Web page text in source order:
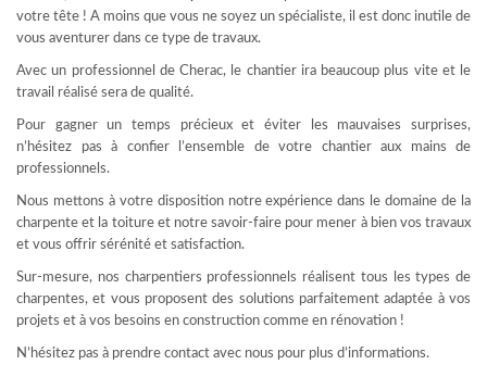
votre tête ! A moins que vous ne soyez un spécialiste, il est donc inutile de
vous aventurer dans ce type de travaux.
Avec un professionnel de Cherac, le chantier ira beaucoup plus vite et le
travail réalisé sera de qualité.
Pour gagner un temps précieux et éviter les mauvaises surprises,
n’hésitez pas à confier l’ensemble de votre chantier aux mains de
professionnels.
Nous mettons à votre disposition notre expérience dans le domaine de la
charpente et la toiture et notre savoir-faire pour mener à bien vos travaux
et vous offrir sérénité et satisfaction.
Sur-mesure, nos charpentiers professionnels réalisent tous les types de
charpentes, et vous proposent des solutions parfaitement adaptée à vos
projets et à vos besoins en construction comme en rénovation !
N’hésitez pas à prendre contact avec nous pour plus d’informations.